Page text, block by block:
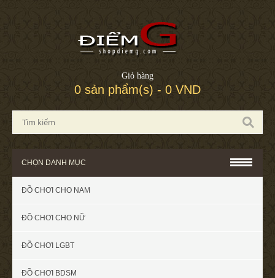
Giỏ hàng
0 sản phẩm(s) - 0 VND
CHỌN DANH MỤC
ĐỒ CHƠI CHO NAM
ĐỒ CHƠI CHO NỮ
ĐỒ CHƠI LGBT
ĐỒ CHƠI BDSM